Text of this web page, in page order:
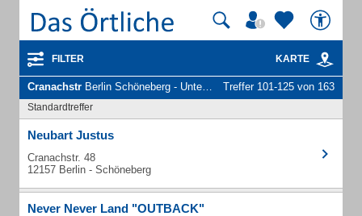
FILTER KARTE
Cranachstr Berlin Schöneberg - Unternehmen und Personen Treffer 101-125 von 163
Standardtreffer
Neubart Justus
Cranachstr. 48
12157 Berlin - Schöneberg
Never Never Land "OUTBACK"